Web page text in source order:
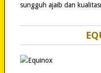
sungguh ajaib dan